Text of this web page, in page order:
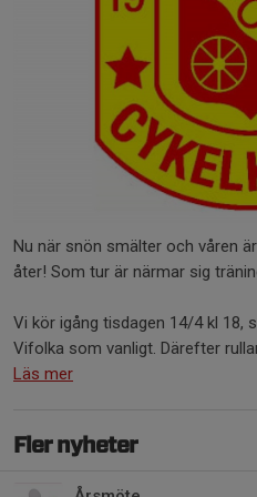
Nu när snön smälter och våren
åter! Som tur är närmar sig
Vi kör igång tisdagen 14/4 kl 18,
Vifolka som vanligt. Därefter
Läs mer
Fler nyheter